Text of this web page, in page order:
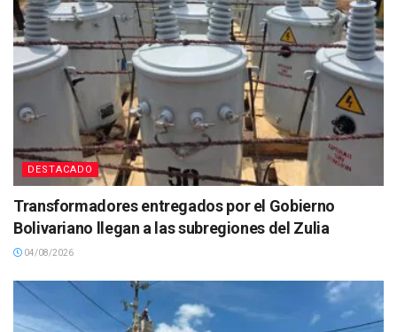
DESTACADO
Transformadores entregados por el Gobierno
Bolivariano llegan a las subregiones del Zulia
04/08/2026